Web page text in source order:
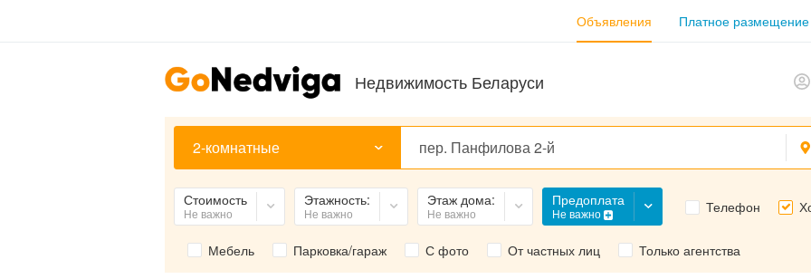
Объявления Платное размещение
Недвижимость Беларуси
2-комнатные
Стоимость
Не важно
Этажность:
Не важно
Этаж дома:
Не важно
Предоплата
Не важно Телефон
Мебель Парковка/гараж С фото От частных лиц Только агентства